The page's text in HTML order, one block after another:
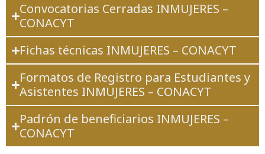
Convocatorias Cerradas INMUJERES –
CONACYT
Fichas técnicas INMUJERES – CONACYT
Formatos de Registro para Estudiantes y
Asistentes INMUJERES – CONACYT
Padrón de beneficiarios INMUJERES –
CONACYT